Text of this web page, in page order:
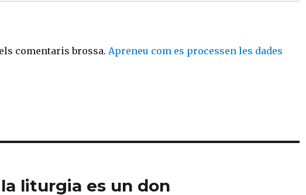
comentaris brossa. Apreneu com es processen les dades
liturgia es un don